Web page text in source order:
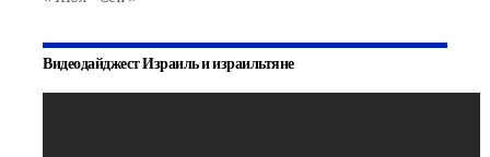
Видеодайджест Израиль и израильтяне